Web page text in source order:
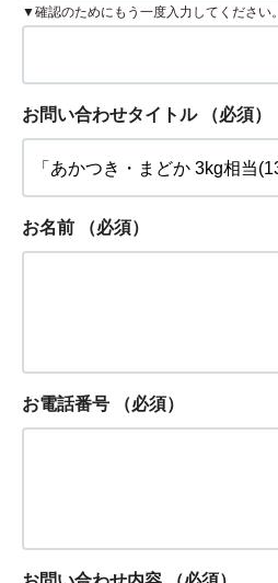
▼確認のためにもう一度入力してください。
お問い合わせタイトル （必須）
お名前 （必須）
お電話番号 （必須）